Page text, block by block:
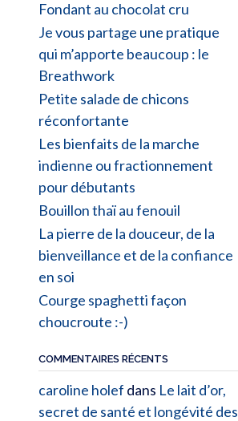
Fondant au chocolat cru
Je vous partage une pratique
qui m’apporte beaucoup : le
Breathwork
Petite salade de chicons
réconfortante
Les bienfaits de la marche
indienne ou fractionnement
pour débutants
Bouillon thaï au fenouil
La pierre de la douceur, de la
bienveillance et de la confiance
en soi
Courge spaghetti façon
choucroute :-)
COMMENTAIRES RÉCENTS
caroline holef dans Le lait d’or,
secret de santé et longévité des